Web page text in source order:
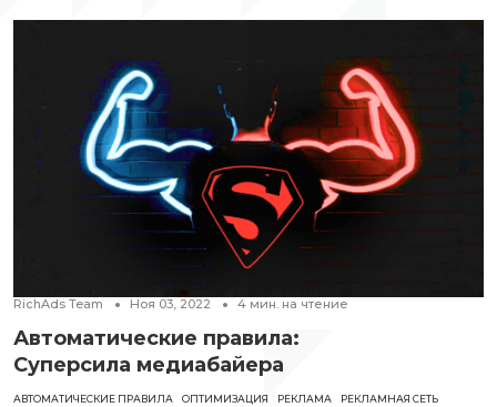
RichAds Team Ноя 03, 2022 4 мин. на чтение
Автоматические правила:
Суперсила медиабайера
АВТОМАТИЧЕСКИЕ ПРАВИЛА ОПТИМИЗАЦИЯ РЕКЛАМА РЕКЛАМНАЯ СЕТЬ